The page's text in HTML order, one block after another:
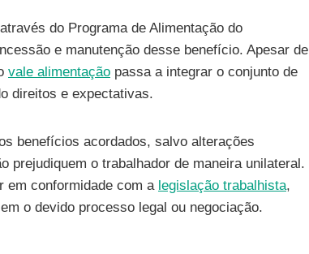
do Programa de Alimentação do
e manutenção desse benefício. Apesar de
vale alimentação passa a integrar o conjunto de
direitos e expectativas.
benefícios acordados, salvo alterações
prejudiquem o trabalhador de maneira unilateral.
em conformidade com a legislação trabalhista,
o devido processo legal ou negociação.